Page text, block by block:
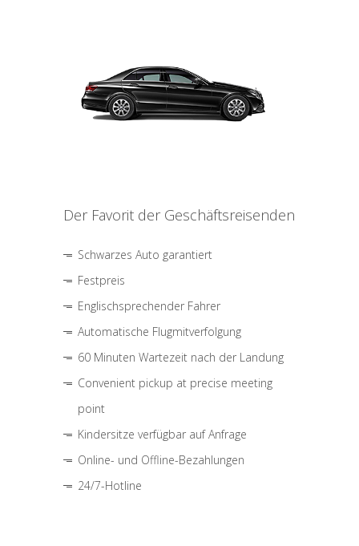
Der Favorit der Geschäftsreisenden
Schwarzes Auto garantiert
Festpreis
Englischsprechender Fahrer
Automatische Flugmitverfolgung
60 Minuten Wartezeit nach der Landung
Convenient pickup at precise meeting
point
Kindersitze verfügbar auf Anfrage
Online- und Offline-Bezahlungen
24/7-Hotline